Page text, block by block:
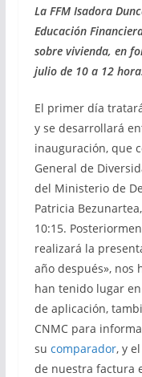
La FFM Isadora
Educación
sobre vivienda, en
julio de 10 a 12
El primer día
y se desarrollará
inauguración, que
General de
del Ministerio de
Patricia
10:15.
realizará la
año después», nos
han tenido lugar
de aplicación,
CNMC para
su comparador, y el
de nuestra factura